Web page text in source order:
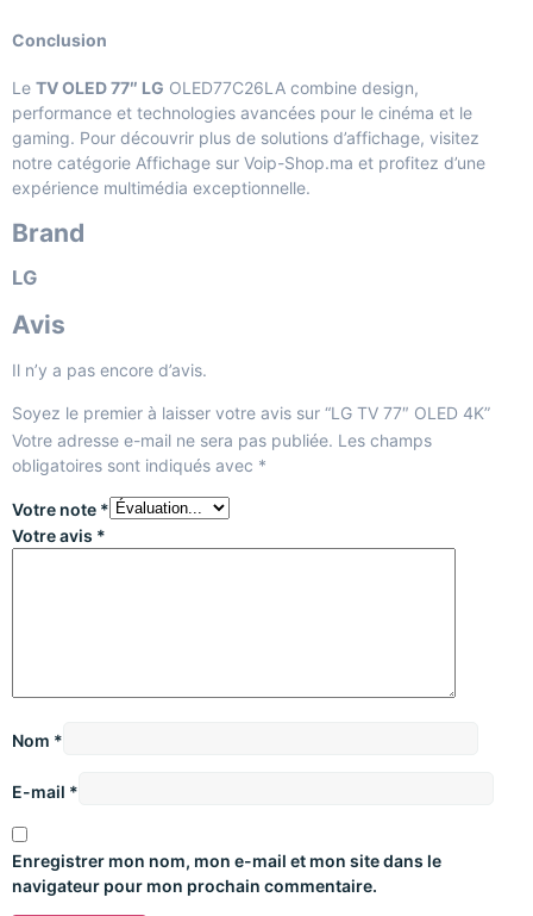
Conclusion
Le TV OLED 77″ LG OLED77C26LA combine design,
performance et technologies avancées pour le cinéma et le
gaming. Pour découvrir plus de solutions d’affichage, visitez
notre catégorie Affichage sur Voip-Shop.ma et profitez d’une
expérience multimédia exceptionnelle.
Brand
LG
Avis
Il n’y a pas encore d’avis.
Soyez le premier à laisser votre avis sur “LG TV 77″ OLED 4K”
Votre adresse e-mail ne sera pas publiée. Les champs
obligatoires sont indiqués avec *
Votre note *
Votre avis *
Nom *
E-mail *
Enregistrer mon nom, mon e-mail et mon site dans le
navigateur pour mon prochain commentaire.